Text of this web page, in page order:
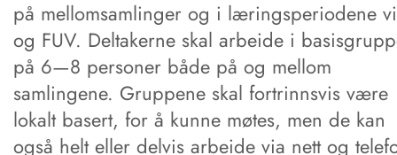
på mellomsamlinger og i læringsperiodene
og FUV. Deltakerne skal arbeide i
på 6—8 personer både på og mellom
samlingene. Gruppene skal fortrinnsvis være
lokalt basert, for å kunne møtes, men de kan
også helt eller delvis arbeide via nett og